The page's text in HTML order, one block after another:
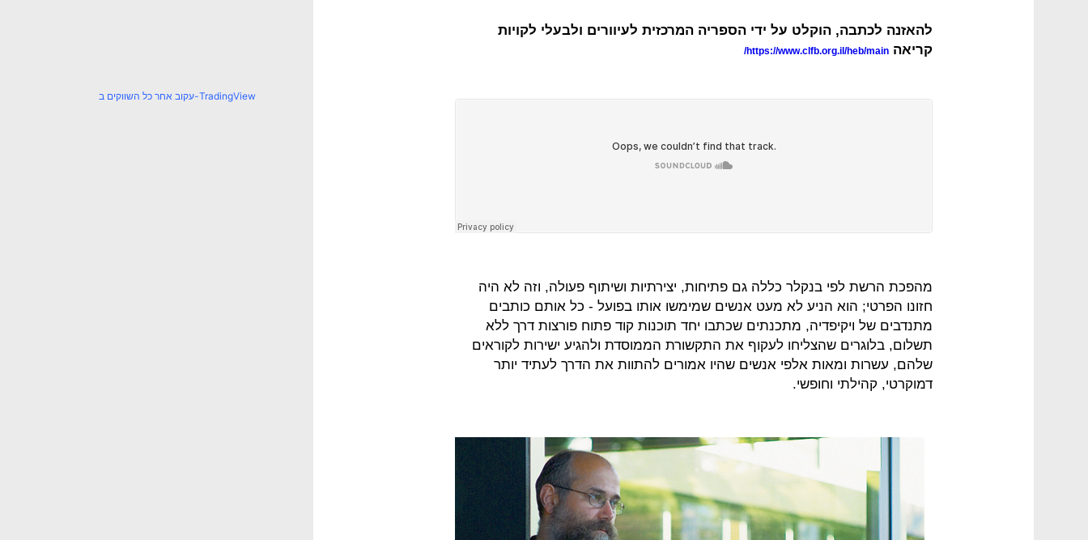
להאזנה לכתבה, הוקלט על ידי הספריה המרכזית לעיוורים ולבעלי לקויות
קריאה https://www.clfb.org.il/heb/main/
מהפכת הרשת לפי בנקלר כללה גם פתיחות, יצירתיות ושיתוף פעולה, וזה לא היה
חזונו הפרטי; הוא הניע לא מעט אנשים שמימשו אותו בפועל - כל אותם כותבים
מתנדבים של ויקיפדיה, מתכנתים שכתבו יחד תוכנות קוד פתוח פורצות דרך ללא
תשלום, בלוגרים שהצליחו לעקוף את התקשורת הממוסדת ולהגיע ישירות לקוראים
שלהם, עשרות ומאות אלפי אנשים שהיו אמורים להתוות את הדרך לעתיד יותר
דמוקרטי, קהילתי וחופשי.
עקוב אחר כל השווקים ב-TradingView